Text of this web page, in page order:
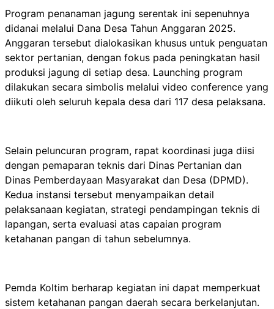
Program penanaman jagung serentak ini sepenuhnya
didanai melalui Dana Desa Tahun Anggaran 2025.
Anggaran tersebut dialokasikan khusus untuk penguatan
sektor pertanian, dengan fokus pada peningkatan hasil
produksi jagung di setiap desa. Launching program
dilakukan secara simbolis melalui video conference yang
diikuti oleh seluruh kepala desa dari 117 desa pelaksana.
Selain peluncuran program, rapat koordinasi juga diisi
dengan pemaparan teknis dari Dinas Pertanian dan
Dinas Pemberdayaan Masyarakat dan Desa (DPMD).
Kedua instansi tersebut menyampaikan detail
pelaksanaan kegiatan, strategi pendampingan teknis di
lapangan, serta evaluasi atas capaian program
ketahanan pangan di tahun sebelumnya.
Pemda Koltim berharap kegiatan ini dapat memperkuat
sistem ketahanan pangan daerah secara berkelanjutan.